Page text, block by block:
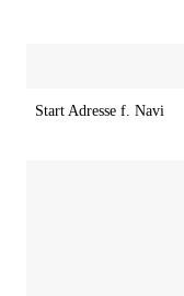
Start Adresse f. Navi